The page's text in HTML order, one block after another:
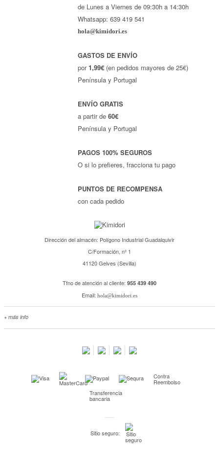
de Lunes a Viernes de 09:30h a 14:30h
Whatsapp: 639 419 541
hola@kimidori.es
GASTOS DE ENVÍO
por 1,99€ (en pedidos mayores de 25€)
Península y Portugal
ENVÍO GRATIS
a partir de60€
Península y Portugal
PAGOS 100% SEGUROS
O si lo prefieres, fracciona tu pago
PUNTOS DE RECOMPENSA
con cada pedido
Dirección del almacén: Polígono Industrial Guadalquivir
C/Formación, nº 1
41120 Gelves (Sevilla)
Tfno de atención al cliente: 955 439 490
Email: hola@kimidori.es
+ más info
Kimidori PRINT, nuestro servicio de impresión de fotos Contra
Reembolso
Transferencia
bancaria
Sitio seguro: